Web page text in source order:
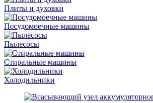
Плиты и духовки
Посудомоечные машины
Пылесосы
Стиральные машины
Холодильники